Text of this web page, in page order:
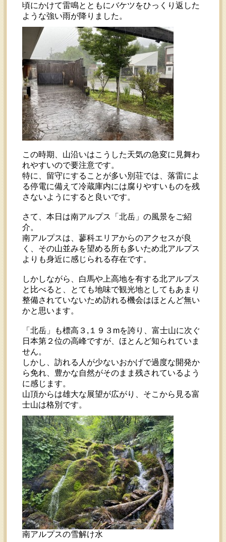
頃にかけて雷鳴とともにバケツをひっくり返した
ような強い雨が降りました。
この時期、山沿いはこうした天気の急変に見舞わ
れやすいので要注意です。
特に、留守にすることが多い別荘では、落雷によ
る停電に備えて冷蔵庫内には腐りやすいものを残
さないようにすると良いです。
さて、本日は南アルプス「北岳」の風景をご紹
介。
南アルプスは、蓼科エリアからのアクセスが良
く、その山並みを望める所も多いため北アルプス
よりも身近に感じられる存在です。
しかしながら、白馬や上高地を有する北アルプス
と比べると、とても地味で観光地としてもあまり
整備されていないため訪れる機会はほとんど無い
かと思います。
「北岳」も標高３,１９３mを誇り、富士山に次ぐ
日本第２位の高峰ですが、ほとんど知られていま
せん。
しかし、訪れる人が少ないおかげで過度な開発か
ら免れ、豊かな自然がそのまま残されているよう
に感じます。
山頂からは雄大な展望が広がり、そこから見る富
士山は格別です。
南アルプスの雪解け水